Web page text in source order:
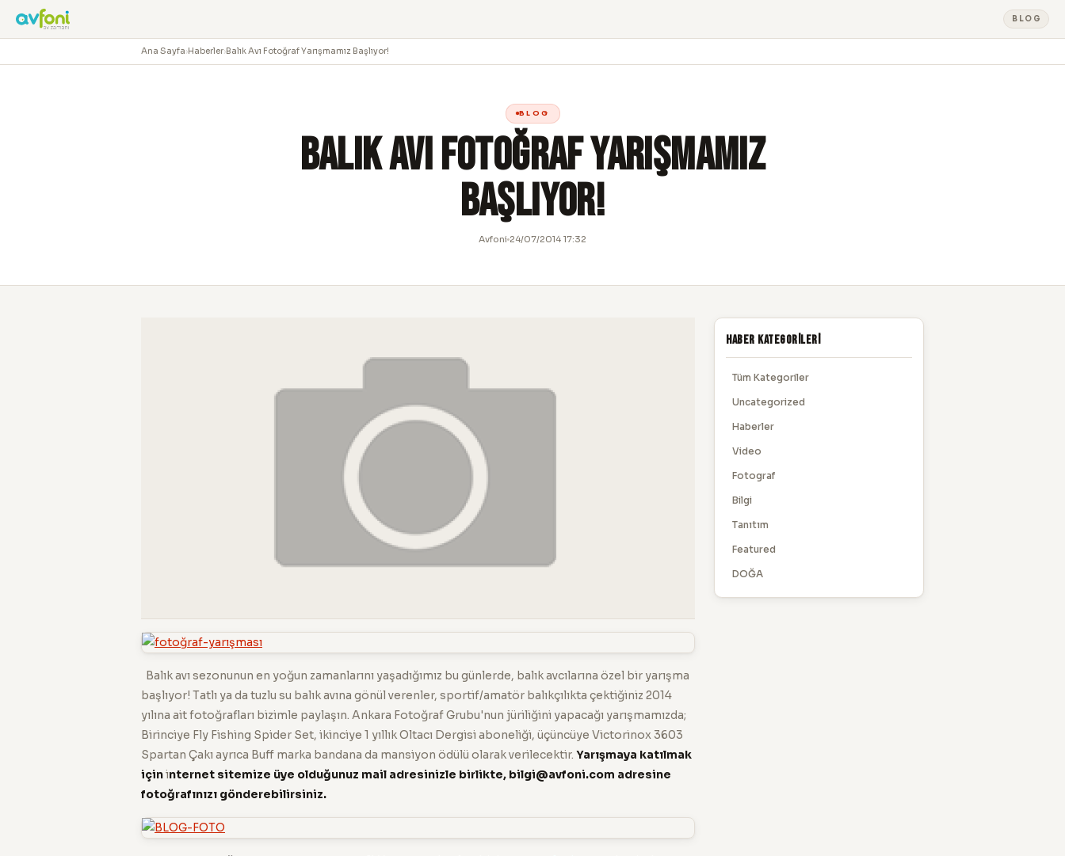
BLOG
Ana Sayfa›Haberler›Balık Avı Fotoğraf Yarışmamız Başlıyor!
BLOG
Balık Avı Fotoğraf Yarışmamız
Başlıyor!
Avfoni 24/07/2014 17:32
Balık avı sezonunun en yoğun zamanlarını yaşadığımız bu günlerde, balık avcılarına özel bir yarışma
başlıyor! Tatlı ya da tuzlu su balık avına gönül verenler, sportif/amatör balıkçılıkta çektiğiniz 2014
yılına ait fotoğrafları bizimle paylaşın. Ankara Fotoğraf Grubu'nun jüriliğini yapacağı yarışmamızda;
Birinciye Fly Fishing Spider Set, ikinciye 1 yıllık Oltacı Dergisi aboneliği, üçüncüye Victorinox 3603
Spartan Çakı ayrıca Buff marka bandana da mansiyon ödülü olarak verilecektir. Yarışmaya katılmak
içininternet sitemize üye olduğunuz mail adresinizle birlikte, bilgi@avfoni.com adresine
fotoğrafınızı gönderebilirsiniz.
Haber Kategorileri
Tüm Kategoriler
Uncategorized
Haberler
Video
Fotograf
Bilgi
Tanıtım
Featured
DOĞA